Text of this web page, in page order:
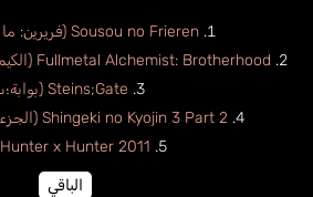
Sousou no Frieren (فريرين: ما وراء نهاية الرحلة)
Fullmetal Alchemist: Brotherhood (الكيميائي المعدني الكامل: الأخوة)
Steins;Gate (بوابة؛ستاينز)
Shingeki no Kyojin 3 Part 2 (الجزء الثاني للموسم الثالث)
Hunter x Hunter 2011 (القناص)
الباقي